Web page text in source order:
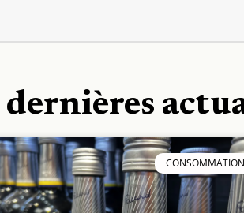
dernières
CONSOMMATION